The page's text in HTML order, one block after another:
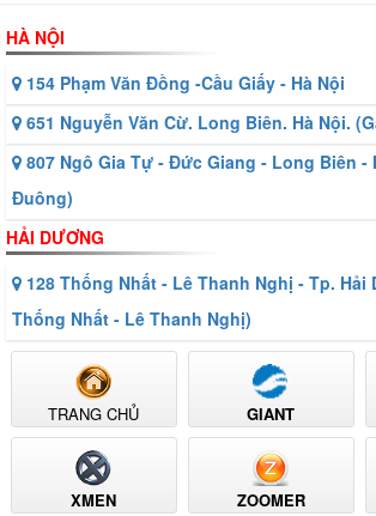
HÀ NỘI
154 Phạm Văn Đồng -Cầu Giấy - Hà Nội
651 Nguyễn Văn Cừ. Long Biên. Hà Nội.
807 Ngô Gia Tự - Đức Giang - Long Biên -
Đuông)
HẢI DƯƠNG
128 Thống Nhất - Lê Thanh Nghị - Tp.
Thống Nhất - Lê Thanh Nghị)
TRANG CHỦ GIANT
XMEN ZOOMER